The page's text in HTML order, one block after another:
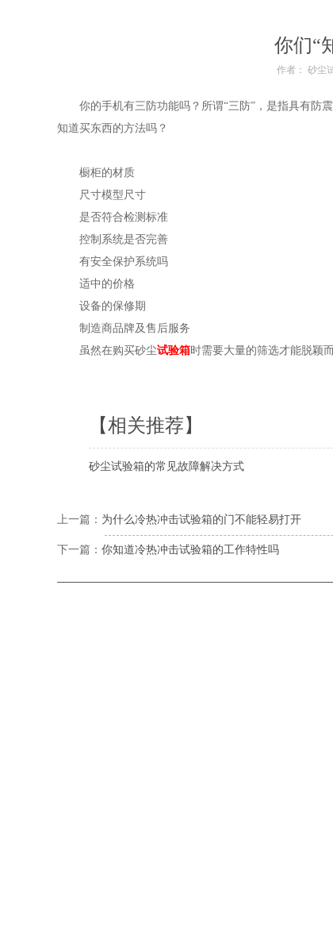
你们“
作者： 砂尘
你的手机有三防功能吗？所谓“三防”，是指具有防
知道买东西的方法吗？
橱柜的材质
尺寸模型尺寸
是否符合检测标准
控制系统是否完善
有安全保护系统吗
适中的价格
设备的保修期
制造商品牌及售后服务
虽然在购买砂尘试验箱时需要大量的筛选才能脱颖
【相关推荐】
砂尘试验箱的常见故障解决方式
上一篇： 为什么冷热冲击试验箱的门不能轻易打开
下一篇： 你知道冷热冲击试验箱的工作特性吗